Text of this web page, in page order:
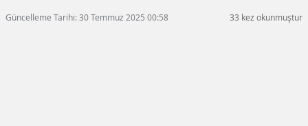
33 kez okunmuştur
Güncelleme Tarihi: 30 Temmuz 2025 00:58